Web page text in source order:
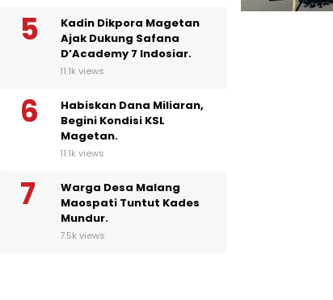
Kadin Dikpora Magetan
Ajak Dukung Safana
D’Academy 7 Indosiar.
11.1k views
Habiskan Dana Miliaran,
Begini Kondisi KSL
Magetan.
11.1k views
Warga Desa Malang
Maospati Tuntut Kades
Mundur.
7.5k views